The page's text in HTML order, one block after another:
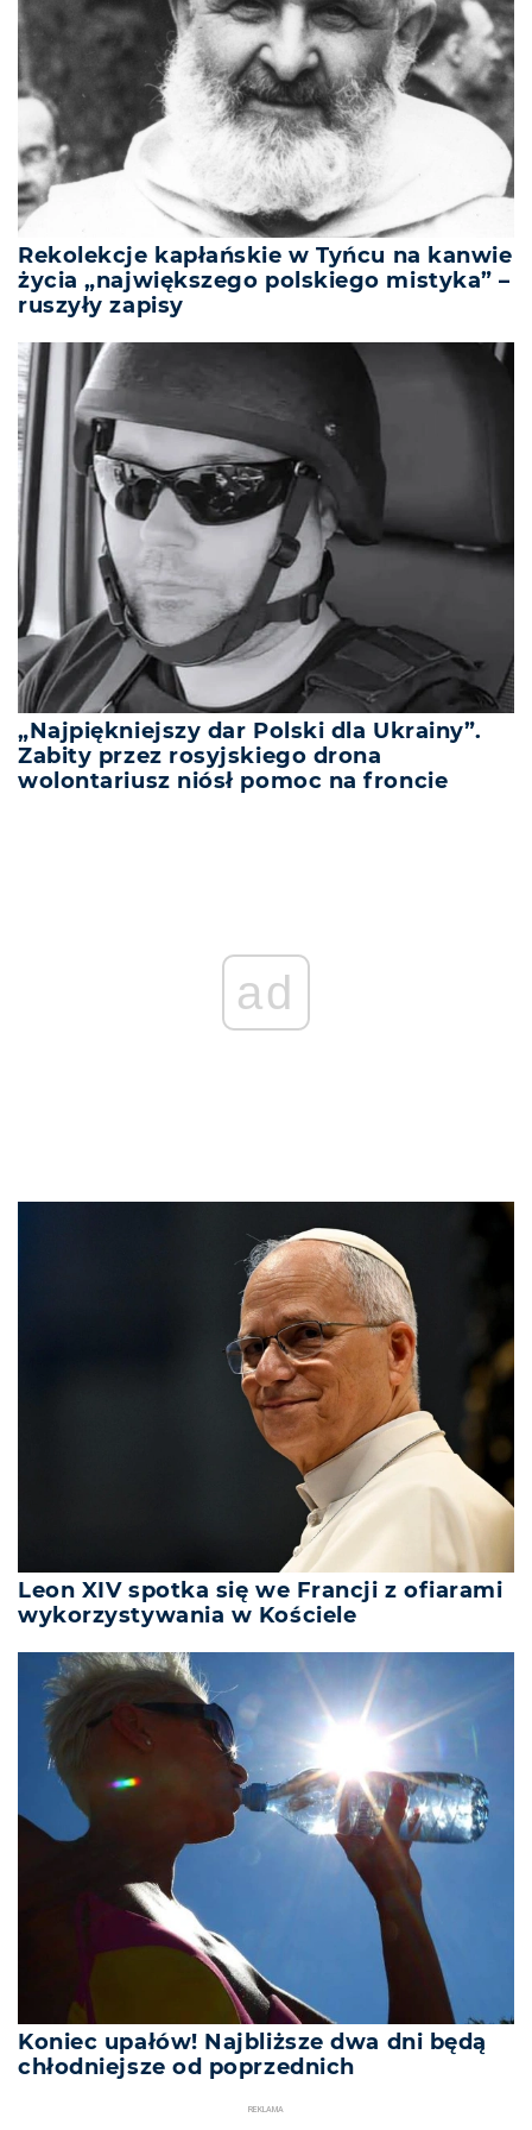
Rekolekcje kapłańskie w Tyńcu na kanwie
życia „największego polskiego mistyka” –
ruszyły zapisy
„Najpiękniejszy dar Polski dla Ukrainy”.
Zabity przez rosyjskiego drona
wolontariusz niósł pomoc na froncie
ad
Leon XIV spotka się we Francji z ofiarami
wykorzystywania w Kościele
Koniec upałów! Najbliższe dwa dni będą
chłodniejsze od poprzednich
REKLAMA